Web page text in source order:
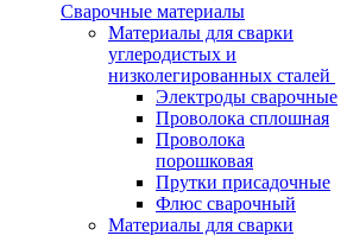
Сварочные материалы
Материалы для сварки
углеродистых и
низколегированных сталей
Электроды сварочные
Проволока сплошная
Проволока
порошковая
Прутки присадочные
Флюс сварочный
Материалы для сварки